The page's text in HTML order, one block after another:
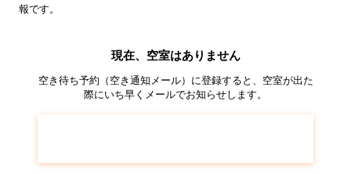
報です。
現在、空室はありません
空き待ち予約（空き通知メール）に登録すると、空室が出た
際にいち早くメールでお知らせします。